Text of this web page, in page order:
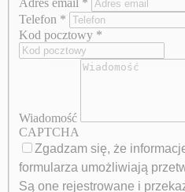
Adres email *
Telefon *
Kod pocztowy *
Wiadomość
CAPTCHA
Zgadzam się, że
formularza umożliwiają
Są one rejestrowane i